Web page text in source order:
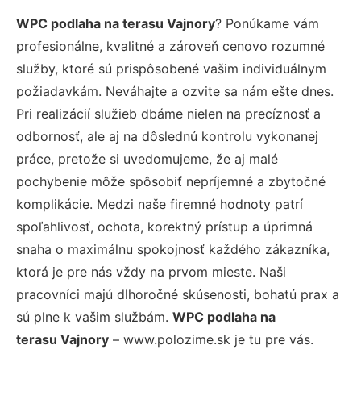
WPC podlaha na terasu Vajnory? Ponúkame vám
profesionálne, kvalitné a zároveň cenovo rozumné
služby, ktoré sú prispôsobené vašim individuálnym
požiadavkám. Neváhajte a ozvite sa nám ešte dnes.
Pri realizácií služieb dbáme nielen na precíznosť a
odbornosť, ale aj na dôslednú kontrolu vykonanej
práce, pretože si uvedomujeme, že aj malé
pochybenie môže spôsobiť nepríjemné a zbytočné
komplikácie. Medzi naše firemné hodnoty patrí
spoľahlivosť, ochota, korektný prístup a úprimná
snaha o maximálnu spokojnosť každého zákazníka,
ktorá je pre nás vždy na prvom mieste. Naši
pracovníci majú dlhoročné skúsenosti, bohatú prax a
sú plne k vašim službám. WPC podlaha na
terasu Vajnory – www.polozime.sk je tu pre vás.